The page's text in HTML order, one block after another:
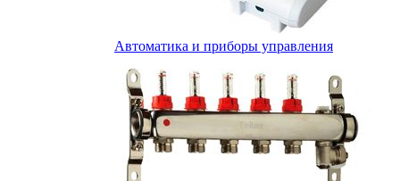
Автоматика и приборы управления